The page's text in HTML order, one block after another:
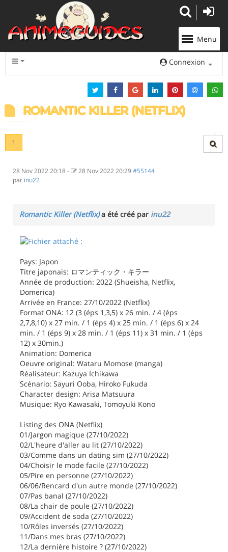
Menu
Connexion
ROMANTIC KILLER (NETFLIX)
1
28 Nov 2022 20:18- 28 Nov 2022 20:29#55144
par inu22
Romantic Killer (Netflix)a été créé par inu22
Pays: Japon
Titre japonais: ロマンティック・キラー
Année de production: 2022 (Shueisha, Netflix,
Domerica)
Arrivée en France: 27/10/2022 (Netflix)
Format ONA: 12 (3 (éps 1,3,5) x 26 min. / 4 (éps
2,7,8,10) x 27 min. / 1 (éps 4) x 25 min. / 1 (éps 6) x 24
min. / 1 (éps 9) x 28 min. / 1 (éps 11) x 31 min. / 1 (éps
12) x 30min.)
Animation: Domerica
Oeuvre original: Wataru Momose (manga)
Réalisateur: Kazuya Ichikawa
Scénario: Sayuri Ooba, Hiroko Fukuda
Character design: Arisa Matsuura
Musique: Ryo Kawasaki, Tomoyuki Kono
Listing des ONA (Netflix)
01/Jargon magique (27/10/2022)
02/L'heure d'aller au lit (27/10/2022)
03/Comme dans un dating sim (27/10/2022)
04/Choisir le mode facile (27/10/2022)
05/Pire en personne (27/10/2022)
06/06/Rencard d'un autre monde (27/10/2022)
07/Pas banal (27/10/2022)
08/La chair de poule (27/10/2022)
09/Accident de soda (27/10/2022)
10/Rôles inversés (27/10/2022)
11/Dans mes bras (27/10/2022)
12/La dernière histoire ? (27/10/2022)
Panneau de gestion des cookies